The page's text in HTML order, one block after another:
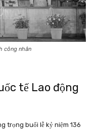
công nhân
tế Lao động
trọng buổi lễ kỷ niệm 136